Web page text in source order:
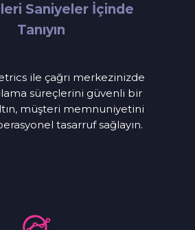
Saniyeler İçinde
Tanıyın
ile çağrı merkezinizde
süreçlerini güvenli bir
müşteri memnuniyetini
tasarruf sağlayın.